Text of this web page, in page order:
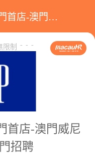
門市銷售主管（Gap澳門首店-澳門威尼斯人店）
限制 - - -
首店-澳門威尼
招聘